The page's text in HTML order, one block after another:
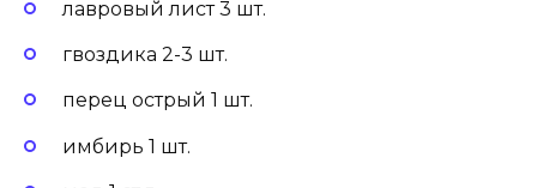
лавровый лист 3 шт.
гвоздика 2-3 шт.
перец острый 1 шт.
имбирь 1 шт.